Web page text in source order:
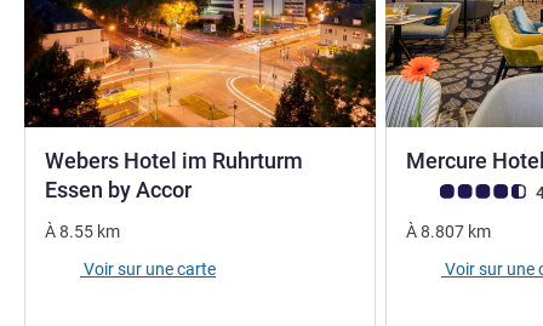
Webers Hotel im Ruhrturm
Essen by Accor
À8.55 km
Voir sur une carte
Mercure
Note Avis clients
À8.807 km
Voir sur une